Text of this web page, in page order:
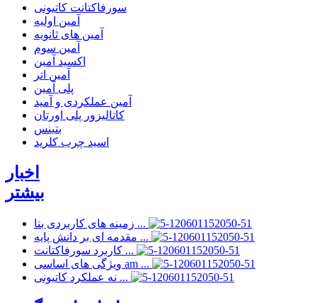
سورفاکتانت کاتیونی
آمین اولیه
آمین های ثانویه
آمین سوم
اکسید آمین
آمین اتر
پلی آمین
آمین عملکردی و آمید
کاتالیزور پلی اورتان
بتینس
اسید چرب کلرید
اخبار
بیشتر
زمینه های کاربردی بتا ...
مقدمه ای بر دانش پایه ...
کاربرد سورفاکتانت ...
ویژگی های اساسی am ...
نه عملکرد کاتیونی ...